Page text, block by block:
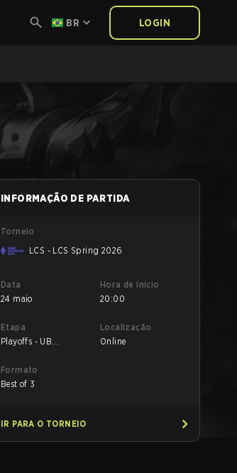
BR LOGIN
INFORMAÇÃO DE PARTIDA
Torneio
LCS - LCS Spring 2026
Data
24 maio
Hora de início
20:00
Etapa
Playoffs - UB
Localização
Online
Formato
Best of 3
IR PARA O TORNEIO